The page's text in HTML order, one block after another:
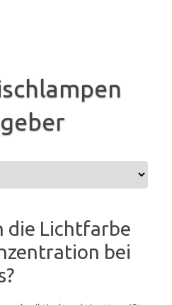
die Lichtfarbe
bei